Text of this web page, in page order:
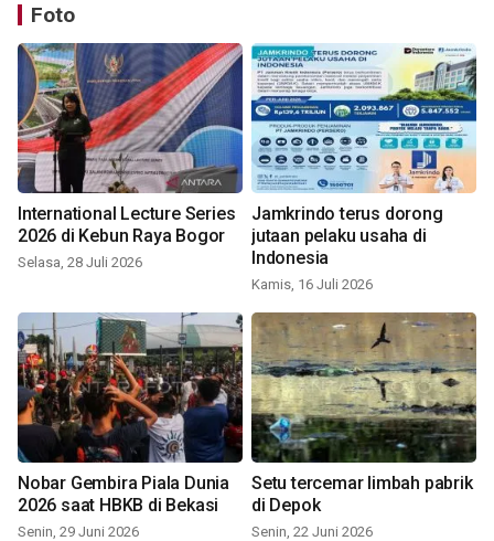
Foto
International Lecture Series
2026 di Kebun Raya Bogor
Selasa, 28 Juli 2026
Jamkrindo terus dorong
jutaan pelaku usaha di
Indonesia
Kamis, 16 Juli 2026
Nobar Gembira Piala Dunia
2026 saat HBKB di Bekasi
Senin, 29 Juni 2026
Setu tercemar limbah pabrik
di Depok
Senin, 22 Juni 2026